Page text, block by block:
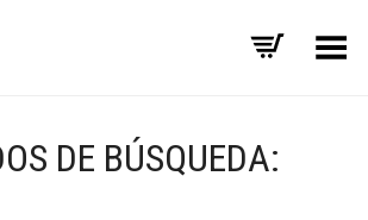
Menú
DE BÚSQUEDA: